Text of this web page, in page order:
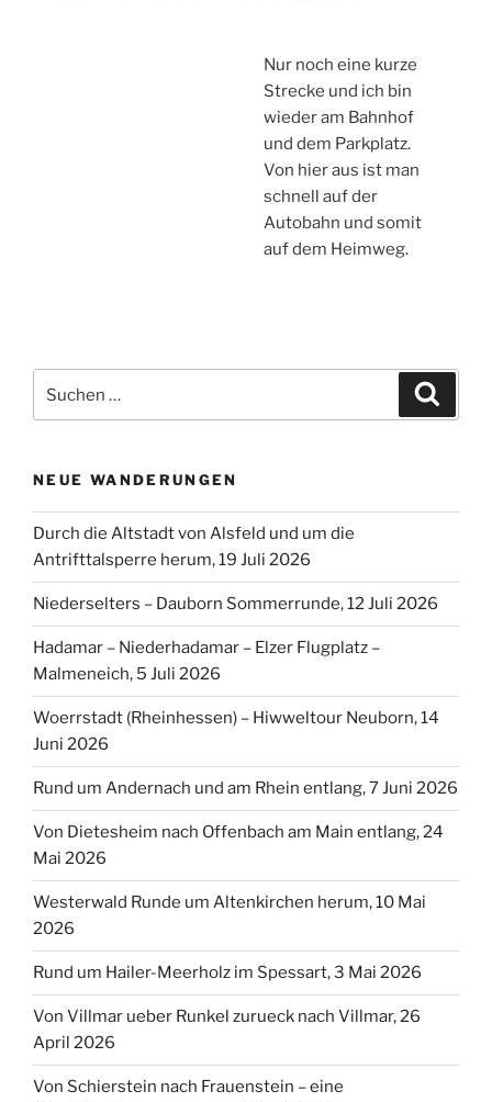
Nur noch eine kurze
Strecke und ich bin
wieder am Bahnhof
und dem Parkplatz.
Von hier aus ist man
schnell auf der
Autobahn und somit
auf dem Heimweg.
nach:
NEUE WANDERUNGEN
Durch die Altstadt von Alsfeld und um die
Antrifttalsperre herum, 19 Juli 2026
Niederselters – Dauborn Sommerrunde, 12 Juli 2026
Hadamar – Niederhadamar – Elzer Flugplatz –
Malmeneich, 5 Juli 2026
Woerrstadt (Rheinhessen) – Hiwweltour Neuborn, 14
Juni 2026
Rund um Andernach und am Rhein entlang, 7 Juni 2026
Von Dietesheim nach Offenbach am Main entlang, 24
Mai 2026
Westerwald Runde um Altenkirchen herum, 10 Mai
2026
Rund um Hailer-Meerholz im Spessart, 3 Mai 2026
Von Villmar ueber Runkel zurueck nach Villmar, 26
April 2026
Von Schierstein nach Frauenstein – eine